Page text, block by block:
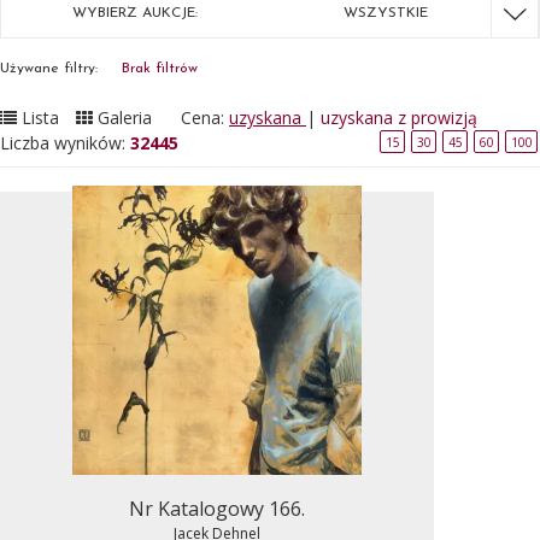
WYBIERZ AUKCJE: WSZYSTKIE
Używane filtry: Brak filtrów
Lista Galeria Cena: uzyskana | uzyskana z prowizją
Liczba wyników: 32445 15 30 45 60 100
Nr Katalogowy 166.
Jacek Dehnel